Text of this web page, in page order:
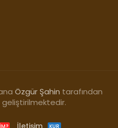
Özgür Şahin tarafından
İletişim KUR